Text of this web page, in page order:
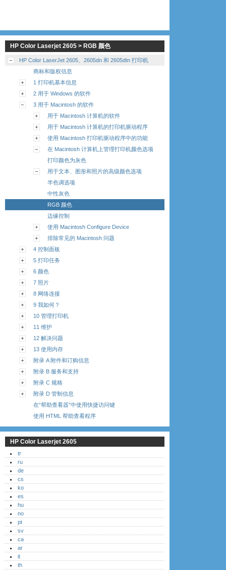
HP Color Laserjet 2605 > RGB 颜色
HP Color LaserJet 2605、2605dn 和 2605dtn 打印机
商标和版权信息
1 打印机基本信息
2 用于 Windows 的软件
3 用于 Macintosh 的软件
用于 Macintosh 计算机的软件
用于 Macintosh 计算机的打印机驱动程序
使用 Macintosh 打印机驱动程序中的功能
在 Macintosh 计算机上管理打印机颜色选项
打印颜色为灰色
用于文本、图形和照片的高级颜色选项
半色调选项
中性灰色
RGB 颜色
边缘控制
使用 Macintosh Configure Device
排除常见的 Macintosh 问题
4 控制面板
5 打印任务
6 颜色
7 照片
8 网络连接
9 我如何？
10 管理打印机
11 维护
12 解决问题
13 使用内存
附录 A 附件和订购信息
附录 B 服务和支持
附录 C 规格
附录 D 管制信息
在“帮助查看器”中使用快捷访问键
使用 HTML 帮助查看程序
HP Color Laserjet 2605
tr
ru
de
cs
ko
es
hu
no
pt
sv
ca
ar
it
th